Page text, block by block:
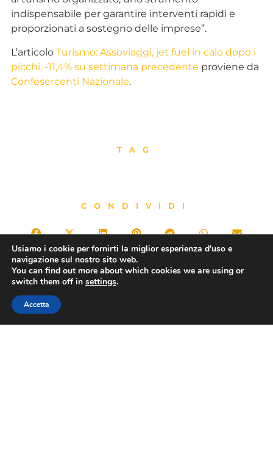
indispensabile per garantire interventi rapidi e
proporzionati a sostegno delle imprese”.
L’articolo Turismo: Assoviaggi, jet fuel in calo dopo i
picchi, -11,4% su settimana precedente proviene da
Confesercenti Nazionale.
TAG
CONDIVIDI
PRECEDENTE
Usiamo i cookie per fornirti la miglior esperienza d'uso e
navigazione sul nostro sito web.
You can find out more about which cookies we are using or
switch them off in settings.
Accetta